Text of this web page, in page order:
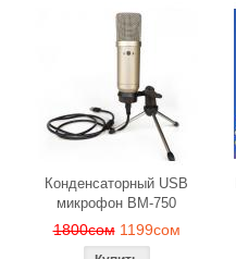
Конденсаторный USB
микрофон BM-750
1800сом 1199сом